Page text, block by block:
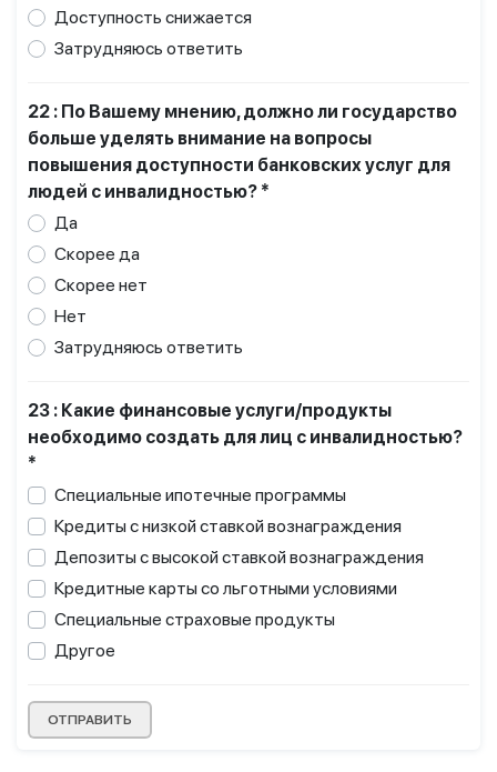
Доступность снижается
Затрудняюсь ответить
22 : По Вашему мнению, должно ли государство
больше уделять внимание на вопросы
повышения доступности банковских услуг для
людей с инвалидностью? *
Да
Скорее да
Скорее нет
Нет
Затрудняюсь ответить
23 : Какие финансовые услуги/продукты
необходимо создать для лиц с инвалидностью?
*
Специальные ипотечные программы
Кредиты с низкой ставкой вознаграждения
Депозиты с высокой ставкой вознаграждения
Кредитные карты со льготными условиями
Специальные страховые продукты
Другое
ОТПРАВИТЬ